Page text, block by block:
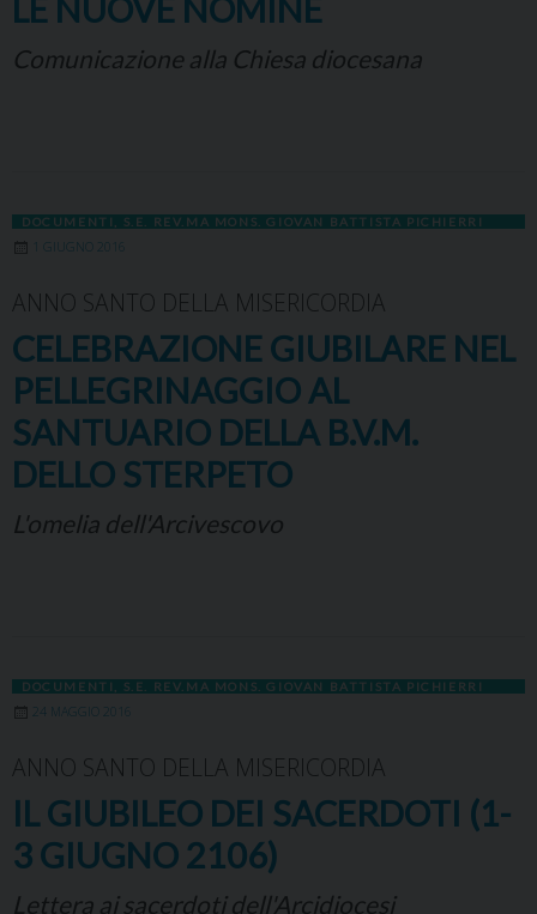
LE NUOVE NOMINE
Comunicazione alla Chiesa diocesana
DOCUMENTI S.E. REV.MA MONS. GIOVAN BATTISTA PICHIERRI
1 GIUGNO 2016
ANNO SANTO DELLA MISERICORDIA
CELEBRAZIONE GIUBILARE NEL
PELLEGRINAGGIO AL
SANTUARIO DELLA B.V.M.
DELLO STERPETO
L'omelia dell'Arcivescovo
DOCUMENTI S.E. REV.MA MONS. GIOVAN BATTISTA PICHIERRI
24 MAGGIO 2016
ANNO SANTO DELLA MISERICORDIA
IL GIUBILEO DEI SACERDOTI (1-
3 GIUGNO 2106)
Lettera ai sacerdoti dell'Arcidiocesi